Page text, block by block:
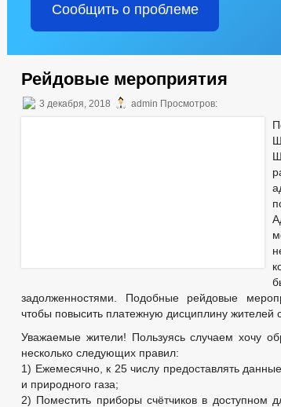
Сообщить о проблеме
Рейдовые мероприятия
3 декабря, 2018 admin Просмотров:
задолженностями. Подобные рейдовые
чтобы повысить платежную дисциплину жителей
Уважаемые жители! Пользуясь случаем хочу
несколько следующих правил:
1) Ежемесячно, к 25 числу предоставлять
и природного газа;
2) Поместить приборы счётчиков в доступном